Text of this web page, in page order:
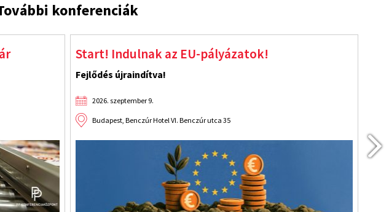
konferenciák
Jelöltesse cégét az idei Üzleti Etikai Díjra!
2026. szeptember 9.